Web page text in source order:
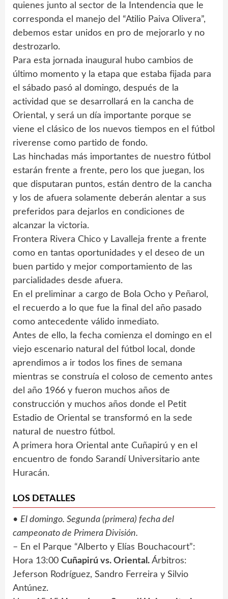
quienes junto al sector de la Intendencia que le
corresponda el manejo del “Atilio Paiva Olivera”,
debemos estar unidos en pro de mejorarlo y no
destrozarlo.
Para esta jornada inaugural hubo cambios de
último momento y la etapa que estaba fijada para
el sábado pasó al domingo, después de la
actividad que se desarrollará en la cancha de
Oriental, y será un día importante porque se
viene el clásico de los nuevos tiempos en el fútbol
riverense como partido de fondo.
Las hinchadas más importantes de nuestro fútbol
estarán frente a frente, pero los que juegan, los
que disputaran puntos, están dentro de la cancha
y los de afuera solamente deberán alentar a sus
preferidos para dejarlos en condiciones de
alcanzar la victoria.
Frontera Rivera Chico y Lavalleja frente a frente
como en tantas oportunidades y el deseo de un
buen partido y mejor comportamiento de las
parcialidades desde afuera.
En el preliminar a cargo de Bola Ocho y Peñarol,
el recuerdo a lo que fue la final del año pasado
como antecedente válido inmediato.
Antes de ello, la fecha comienza el domingo en el
viejo escenario natural del fútbol local, donde
aprendimos a ir todos los fines de semana
mientras se construía el coloso de cemento antes
del año 1966 y fueron muchos años de
construcción y muchos años donde el Petit
Estadio de Oriental se transformó en la sede
natural de nuestro fútbol.
A primera hora Oriental ante Cuñapirú y en el
encuentro de fondo Sarandí Universitario ante
Huracán.
LOS DETALLES
• El domingo. Segunda (primera) fecha del
campeonato de Primera División.
– En el Parque “Alberto y Elías Bouchacourt”:
Hora 13:00 Cuñapirú vs. Oriental. Árbitros:
Jeferson Rodríguez, Sandro Ferreira y Silvio
Antúnez.